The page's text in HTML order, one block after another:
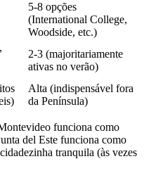
5-8 opções
(International College,
Woodside, etc.)
2-3 (majoritariamente
ativas no verão)
Alta (indispensável fora
da Península)
funciona como
del Este funciona como
tranquila (às vezes